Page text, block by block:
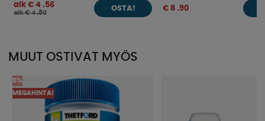
alk € 4 .56
alk € 4 .80
OSTA! € 8 .90
MUUT OSTIVAT MYÖS
5%
MEGAHINTA!